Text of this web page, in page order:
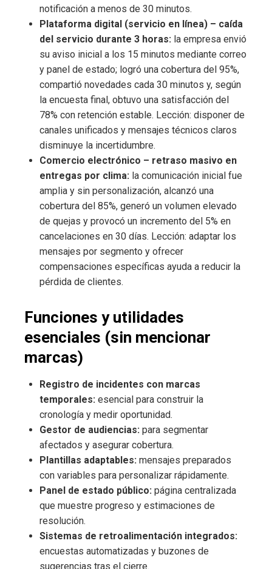
notificación a menos de 30 minutos.
Plataforma digital (servicio en línea) – caída
del servicio durante 3 horas: la empresa envió
su aviso inicial a los 15 minutos mediante correo
y panel de estado; logró una cobertura del 95%,
compartió novedades cada 30 minutos y, según
la encuesta final, obtuvo una satisfacción del
78% con retención estable. Lección: disponer de
canales unificados y mensajes técnicos claros
disminuye la incertidumbre.
Comercio electrónico – retraso masivo en
entregas por clima: la comunicación inicial fue
amplia y sin personalización, alcanzó una
cobertura del 85%, generó un volumen elevado
de quejas y provocó un incremento del 5% en
cancelaciones en 30 días. Lección: adaptar los
mensajes por segmento y ofrecer
compensaciones específicas ayuda a reducir la
pérdida de clientes.
Funciones y utilidades
esenciales (sin mencionar
marcas)
Registro de incidentes con marcas
temporales: esencial para construir la
cronología y medir oportunidad.
Gestor de audiencias: para segmentar
afectados y asegurar cobertura.
Plantillas adaptables: mensajes preparados
con variables para personalizar rápidamente.
Panel de estado público: página centralizada
que muestre progreso y estimaciones de
resolución.
Sistemas de retroalimentación integrados:
encuestas automatizadas y buzones de
sugerencias tras el cierre.